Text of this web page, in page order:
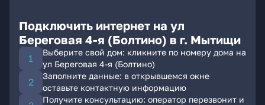
Подключить интернет на ул
Береговая 4-я (Болтино) в г. Мытищи
Выберите свой дом: кликните по номеру дома на
ул Береговая 4-я (Болтино)
Заполните данные: в открывшемся окне
оставьте контактную информацию
Получите консультацию: оператор перезвонит и